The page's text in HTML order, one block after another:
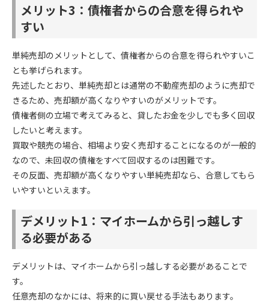
メリット3：債権者からの合意を得られや
すい
単純売却のメリットとして、債権者からの合意を得られやすいこ
とも挙げられます。
先述したとおり、単純売却とは通常の不動産売却のように売却で
きるため、売却額が高くなりやすいのがメリットです。
債権者側の立場で考えてみると、貸したお金を少しでも多く回収
したいと考えます。
買取や競売の場合、相場より安く売却することになるのが一般的
なので、未回収の債権をすべて回収するのは困難です。
その反面、売却額が高くなりやすい単純売却なら、合意してもら
いやすいといえます。
デメリット1：マイホームから引っ越しす
る必要がある
デメリットは、マイホームから引っ越しする必要があることで
す。
任意売却のなかには、将来的に買い戻せる手法もあります。